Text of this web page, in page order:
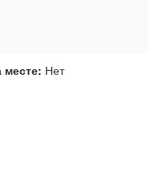
месте: Нет